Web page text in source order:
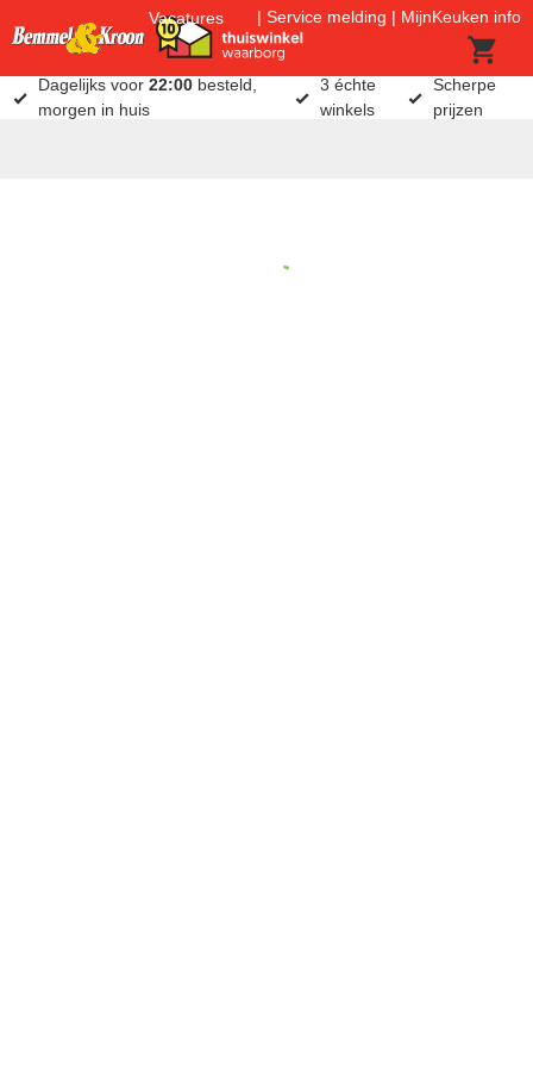
Vacatures Service melding MijnKeuken info
Dagelijks voor22:00 besteld,
morgen in huis
3 échte
winkels
Scherpe
prijzen